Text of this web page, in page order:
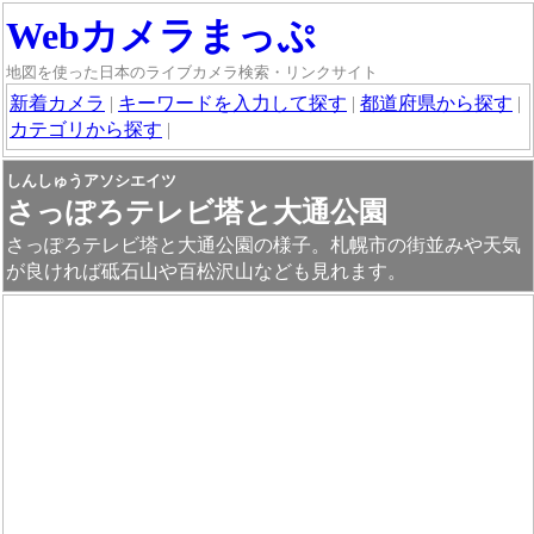
Webカメラまっぷ
地図を使った日本のライブカメラ検索・リンクサイト
新着カメラ | キーワードを入力して探す | 都道府県から探す |
カテゴリから探す |
しんしゅうアソシエイツ
さっぽろテレビ塔と大通公園
さっぽろテレビ塔と大通公園の様子。札幌市の街並みや天気
が良ければ砥石山や百松沢山なども見れます。